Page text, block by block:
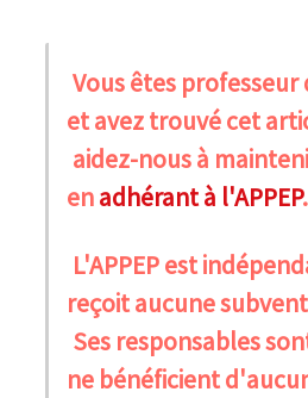
Vous êtes
et avez trouvé cet
aidez-nous à
enadhérant à l'APPEP.
L'APPEP est
reçoit aucune
Ses responsables
ne bénéficient